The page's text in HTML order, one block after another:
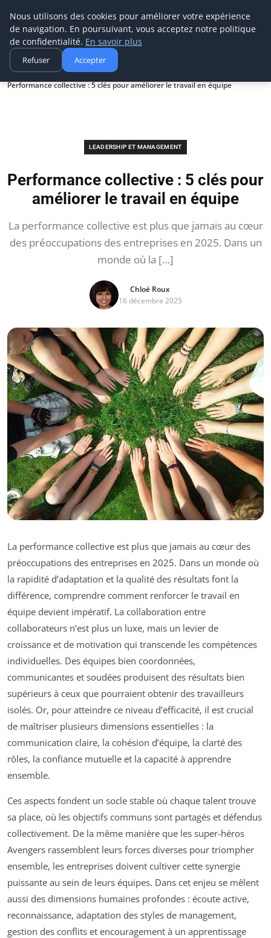
Techsumo
Accueil
Leadership et management
Performance collective : 5 clés pour améliorer le travail en équipe
LEADERSHIP ET MANAGEMENT
Performance collective : 5 clés pour
améliorer le travail en équipe
La performance collective est plus que jamais au cœur
des préoccupations des entreprises en 2025. Dans un
monde où la […]
Chloé Roux
16 décembre 2025
La performance collective est plus que jamais au cœur des
préoccupations des entreprises en 2025. Dans un monde où
la rapidité d’adaptation et la qualité des résultats font la
différence, comprendre comment renforcer le travail en
équipe devient impératif. La collaboration entre
collaborateurs n’est plus un luxe, mais un levier de
croissance et de motivation qui transcende les compétences
individuelles. Des équipes bien coordonnées,
communicantes et soudées produisent des résultats bien
supérieurs à ceux que pourraient obtenir des travailleurs
isolés. Or, pour atteindre ce niveau d’efficacité, il est crucial
de maîtriser plusieurs dimensions essentielles : la
communication claire, la cohésion d’équipe, la clarté des
rôles, la confiance mutuelle et la capacité à apprendre
ensemble.
Ces aspects fondent un socle stable où chaque talent trouve
sa place, où les objectifs communs sont partagés et défendus
collectivement. De la même manière que les super-héros
Avengers rassemblent leurs forces diverses pour triompher
ensemble, les entreprises doivent cultiver cette synergie
puissante au sein de leurs équipes. Dans cet enjeu se mêlent
aussi des dimensions humaines profondes : écoute active,
reconnaissance, adaptation des styles de management,
gestion des conflits et encouragement à un apprentissage
Nous utilisons des cookies pour améliorer votre expérience
de navigation. En poursuivant, vous acceptez notre politique
de confidentialité. En savoir plus
Refuser Accepter